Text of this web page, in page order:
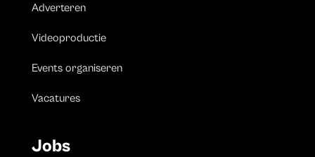
Adverteren
Videoproductie
Events organiseren
Vacatures
Jobs